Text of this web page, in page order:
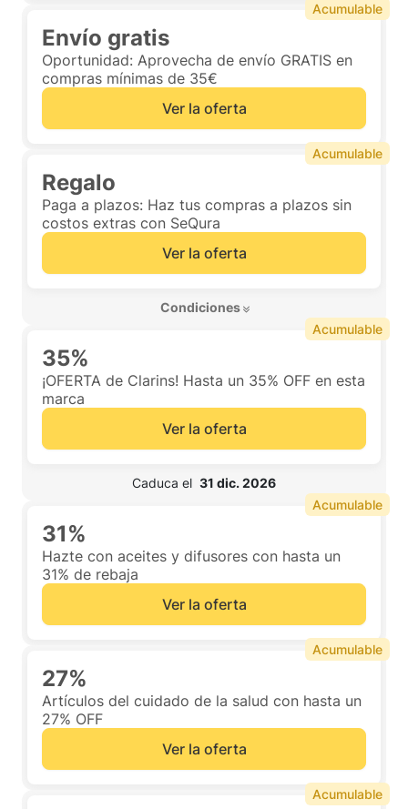
Envío gratis
Oportunidad: Aprovecha de envío GRATIS en
compras mínimas de 35€
Ver la oferta
Acumulable
Regalo
Paga a plazos: Haz tus compras a plazos sin
costos extras con SeQura
Ver la oferta
Condiciones
Acumulable
35%
¡OFERTA de Clarins! Hasta un 35% OFF en esta
marca
Ver la oferta
Caduca el 31 dic. 2026
Acumulable
31%
Hazte con aceites y difusores con hasta un
31% de rebaja
Ver la oferta
Acumulable
27%
Artículos del cuidado de la salud con hasta un
27% OFF
Ver la oferta
Acumulable
Acumulable